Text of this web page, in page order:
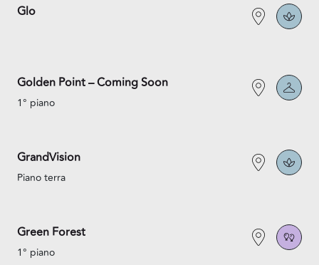
Glo
Golden Point – Coming Soon
1° piano
GrandVision
Piano terra
Green Forest
1° piano